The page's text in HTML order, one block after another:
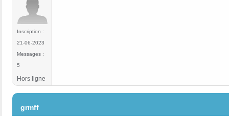
Inscription :
21-06-2023
Messages :
5
Hors ligne
grmff